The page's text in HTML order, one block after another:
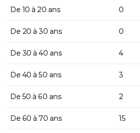
De 10 à 20 ans 0
De 20 à 30 ans 0
De 30 à 40 ans 4
De 40 à 50 ans 3
De 50 à 60 ans 2
De 60 à 70 ans 15